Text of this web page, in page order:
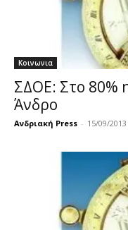
Κοινωνια
ΣΔΟΕ: Στο 80%
Άνδρο
Ανδριακή Press - 15/09/2013